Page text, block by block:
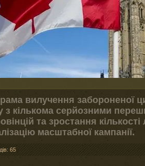
вилучення забороненої
з кількома серйозними
та зростання
масштабної кампанії.
65